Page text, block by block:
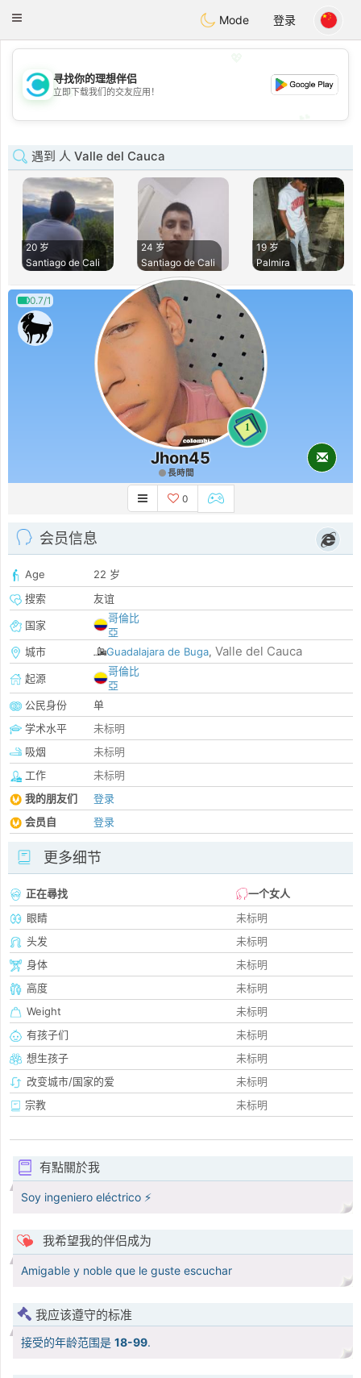
Citas
Toggle
Mode 登录
💖
💕
寻找你的理想伴侣
立即下载我们的交友应用！
遇到 人 Valle del Cauca
20 岁
Santiago de Cali
24 岁
Santiago de Cali
19 岁
Palmira
0.7/1
1
Jhon45
長時間
0
会员信息
Age
22 岁
搜索
友谊
国家
哥倫比
亞
城市
Guadalajara de Buga, Valle del Cauca
起源
哥倫比
亞
公民身份
单
学术水平
未标明
吸烟
未标明
工作
未标明
我的朋友们
登录
会员自
登录
更多细节
正在尋找
一个女人
眼睛
未标明
头发
未标明
身体
未标明
高度
未标明
Weight
未标明
有孩子们
未标明
想生孩子
未标明
改变城市/国家的爱
未标明
宗教
未标明
有點關於我
Soy ingeniero eléctrico ⚡
我希望我的伴侣成为
Amigable y noble que le guste escuchar
我应该遵守的标准
接受的年龄范围是 18-99.